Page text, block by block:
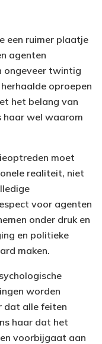
een ruimer plaatje
agenten
ongeveer twintig
oproepen
het belang van
haar wel waarom
moet
realiteit, niet
voor agenten
onder druk en
en politieke
maken.
worden
dat alle feiten
haar dat het
voorbijgaat aan